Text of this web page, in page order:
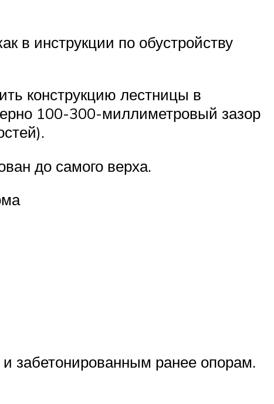
в инструкции по обустройству
конструкцию лестницы в
100-300-миллиметровый зазор
до самого верха.
забетонированным ранее опорам.